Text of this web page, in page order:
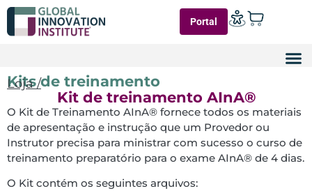
Portal
Kits de treinamento
Loja /
Kit de treinamento AInA®
O Kit de Treinamento AInA® fornece todos os materiais
de apresentação e instrução que um Provedor ou
Instrutor precisa para ministrar com sucesso o curso de
treinamento preparatório para o exame AInA® de 4 dias.
O Kit contém os seguintes arquivos: